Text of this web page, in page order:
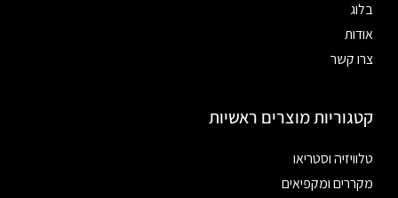
בלוג
אודות
צרו קשר
קטגוריות מוצרים ראשיות
טלוויזיה וסטריאו
מקררים ומקפיאים